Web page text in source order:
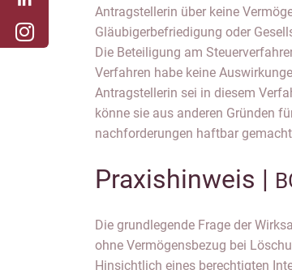
Antragstellerin über keine
Gläubigerbefriedigung oder
Die Beteiligung am
Verfahren habe keine
Antragstellerin sei in diesem
könne sie aus anderen Gründen
nachforderungen haftbar
weiterhin beteiligtenfähig im
Feststellungsbescheids and die
Voraussetzung für die
Liquidatorin. Diese habe kein Recht
Praxishinweis |
Die grundlegende Frage der
ohne Vermögensbezug bei
Hinsichtlich eines berechtigten